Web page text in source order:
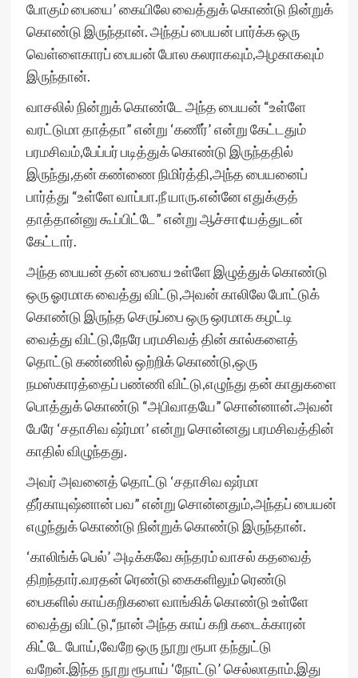
போகும் பையை’ கையிலே வைத்துக் கொண்டு நின்றுக்
கொண்டு இருந்தான். அந்தப் பையன் பார்க்க ஒரு
வெள்ளைகாரப் பையன் போல கலராகவும்,அழகாகவும்
இருந்தான்.
வாசலில் நின்றுக் கொண்டே அந்த பையன் “உள்ளே
வரட்டுமா தாத்தா” என்று ‘கணீர்’ என்று கேட்டதும்
பரமசிவம்,பேப்பர் படித்துக் கொண்டு இருந்ததில்
இருந்து,தன் கண்ணை நிமிர்த்தி,அந்த பையனைப்
பார்த்து “உள்ளே வாப்பா.நீ யாரு.என்னே எதுக்குத்
தாத்தான்னு கூப்பிட்டே” என்று ஆச்சா¢யத்துடன்
கேட்டார்.
அந்த பையன் தன் பையை உள்ளே இழுத்துக் கொண்டு
ஒரு ஓரமாக வைத்து விட்டு,அவன் காலிலே போட்டுக்
கொண்டு இருந்த செருப்பை ஒரு ஒரமாக கழட்டி
வைத்து விட்டு,நேரே பரமசிவத் தின் கால்களைத்
தொட்டு கண்ணில் ஒற்றிக் கொண்டு,ஒரு
நமஸ்காரத்தைப் பண்ணி விட்டு,எழுந்து தன் காதுகளை
பொத்துக் கொண்டு “அபிவாதயே” சொன்னான்.அவன்
பேரே ‘சதாசிவ ஷ்ர்மா’ என்று சொன்னது பரமசிவத்தின்
காதில் விழுந்தது.
அவர் அவனைத் தொட்டு ‘சதாசிவ ஷர்மா
தீர்காயுஷ்னான் பவ” என்று சொன்னதும்,அந்தப் பையன்
எழுந்துக் கொண்டு நின்றுக் கொண்டு இருந்தான்.
‘காலிங்க் பெல்’ அடிக்கவே சுந்தரம் வாசல் கதவைத்
திறந்தார்.வரதன் ரெண்டு கைகளிலும் ரெண்டு
பைகளில் காய்கறிகளை வாங்கிக் கொண்டு உள்ளே
வைத்து விட்டு,“நான் அந்த காய் கறி கடைக்காரன்
கிட்டே போய்,வேறே ஒரு நூறு ரூபா தந்துட்டு
வறேன்.இந்த நூறு ரூபாய் ‘நோட்டு’ செல்லாதாம்.இது